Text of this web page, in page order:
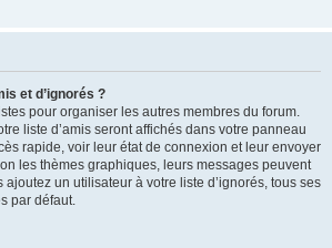
et d’ignorés ?
pour organiser les autres membres du forum.
liste d’amis seront affichés dans votre panneau
rapide, voir leur état de connexion et leur envoyer
les thèmes graphiques, leurs messages peuvent
ajoutez un utilisateur à votre liste d’ignorés, tous ses
par défaut.